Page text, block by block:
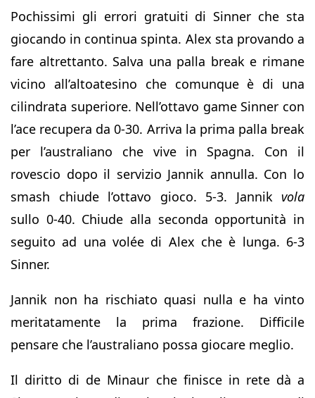
Pochissimi gli errori gratuiti di Sinner che sta
giocando in continua spinta. Alex sta provando a
fare altrettanto. Salva una palla break e rimane
vicino all’altoatesino che comunque è di una
cilindrata superiore. Nell’ottavo game Sinner con
l’ace recupera da 0-30. Arriva la prima palla break
per l’australiano che vive in Spagna. Con il
rovescio dopo il servizio Jannik annulla. Con lo
smash chiude l’ottavo gioco. 5-3. Jannik vola
sullo 0-40. Chiude alla seconda opportunità in
seguito ad una volée di Alex che è lunga. 6-3
Sinner.
Jannik non ha rischiato quasi nulla e ha vinto
meritatamente la prima frazione. Difficile
pensare che l’australiano possa giocare meglio.
Il diritto di de Minaur che finisce in rete dà a